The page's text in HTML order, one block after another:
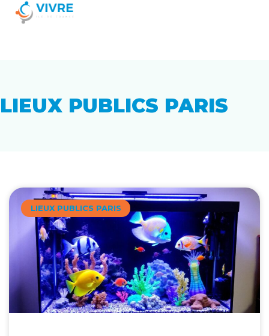
LIEUX PUBLICS PARIS
LIEUX PUBLICS PARIS